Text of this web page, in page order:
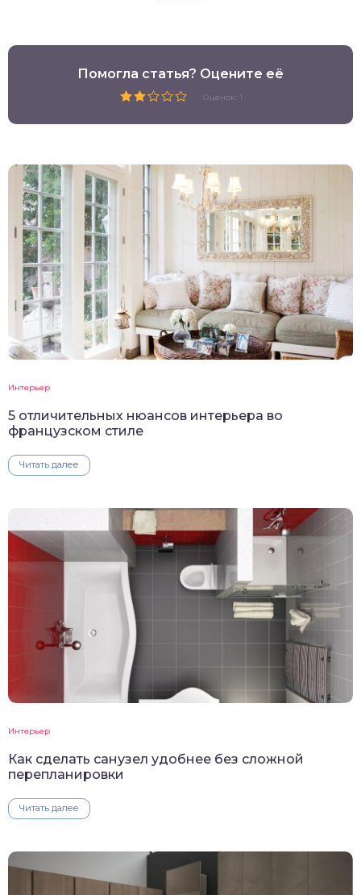
Помогла статья? Оцените её
Оценок: 1
Интерьер
5 отличительных нюансов интерьера во
французском стиле
Читать далее
Интерьер
Как сделать санузел удобнее без сложной
перепланировки
Читать далее